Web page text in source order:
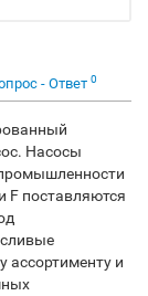
- Ответ 0
Насосы
F поставляются
и